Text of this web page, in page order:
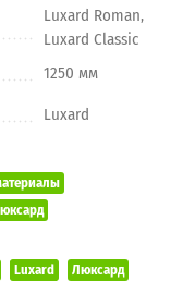
Luxard Roman,
Luxard Classic
1250 мм
Luxard
Luxard
Люксард